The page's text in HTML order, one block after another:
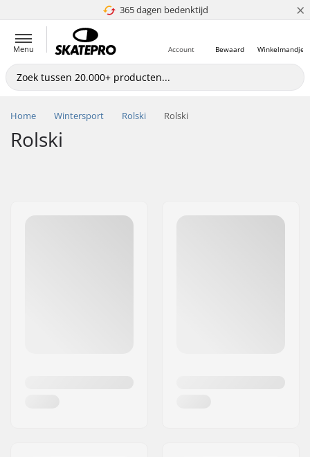
365 dagen bedenktijd
4.8 van 5 ×
Menu Winkelmandje
Bewaard
Account
Home Wintersport Rolski Rolski
Rolski